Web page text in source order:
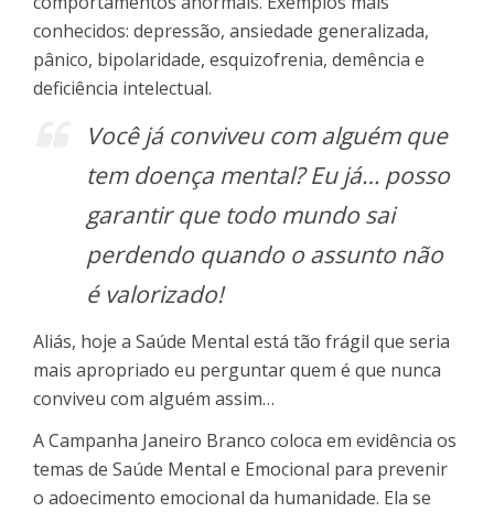
conhecidos: depressão, ansiedade generalizada,
pânico, bipolaridade, esquizofrenia, demência e
deficiência intelectual.
Você já conviveu com alguém que
tem doença mental? Eu já… posso
garantir que todo mundo sai
perdendo quando o assunto não
é valorizado!
Aliás, hoje a Saúde Mental está tão frágil que seria
mais apropriado eu perguntar quem é que nunca
conviveu com alguém assim…
A Campanha Janeiro Branco coloca em evidência os
temas de Saúde Mental e Emocional para prevenir
o adoecimento emocional da humanidade. Ela se